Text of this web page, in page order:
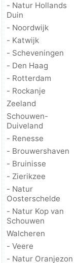
- Natur Hollands
Duin
- Noordwijk
- Katwijk
- Scheveningen
- Den Haag
- Rotterdam
- Rockanje
Zeeland
Schouwen-
Duiveland
- Renesse
- Brouwershaven
- Bruinisse
- Zierikzee
- Natur
Oosterschelde
- Natur Kop van
Schouwen
Walcheren
- Veere
- Natur Oranjezon